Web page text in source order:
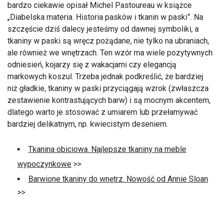
bardzo ciekawie opisał Michel Pastoureau w książce
„Diabelska materia. Historia pasków i tkanin w paski”. Na
szczęście dziś dalecy jesteśmy od dawnej symboliki, a
tkaniny w paski są wręcz pożądane, nie tylko na ubraniach,
ale również we wnętrzach. Ten wzór ma wiele pozytywnych
odniesień, kojarzy się z wakacjami czy elegancją
markowych koszul. Trzeba jednak podkreślić, że bardziej
niż gładkie, tkaniny w paski przyciągają wzrok (zwłaszcza
zestawienie kontrastujących barw) i są mocnym akcentem,
dlatego warto je stosować z umiarem lub przełamywać
bardziej delikatnym, np. kwiecistym deseniem.
Tkanina obiciowa. Najlepsze tkaniny na meble
wypoczynkowe >>
Barwione tkaniny do wnętrz. Nowość od Annie Sloan
>>